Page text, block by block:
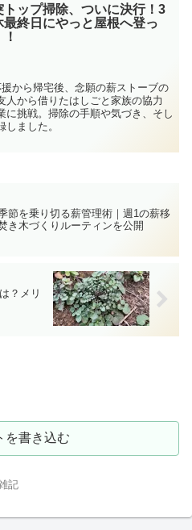
トップ掃除、ついに決行！3
最終日にやっと屋根へ登っ
から帰宅後、念願の薪ストーブの
人から借りたはしごと家族の協力
に挑戦。掃除の手順や気づき、そし
ました。
節を乗り切る薪管理術｜週1の薪移
き木づくりルーティンを公開
？メリ
を書き込む
記